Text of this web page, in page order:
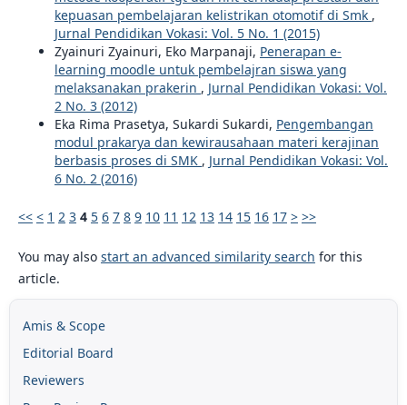
kepuasan pembelajaran kelistrikan otomotif di Smk ,
Jurnal Pendidikan Vokasi: Vol. 5 No. 1 (2015)
Zyainuri Zyainuri, Eko Marpanaji, Penerapan e-
learning moodle untuk pembelajran siswa yang
melaksanakan prakerin , Jurnal Pendidikan Vokasi: Vol.
2 No. 3 (2012)
Eka Rima Prasetya, Sukardi Sukardi, Pengembangan
modul prakarya dan kewirausahaan materi kerajinan
berbasis proses di SMK , Jurnal Pendidikan Vokasi: Vol.
6 No. 2 (2016)
<< < 1 2 3 4 5 6 7 8 9 10 11 12 13 14 15 16 17 > >>
You may also start an advanced similarity search for this
article.
Amis & Scope
Editorial Board
Reviewers